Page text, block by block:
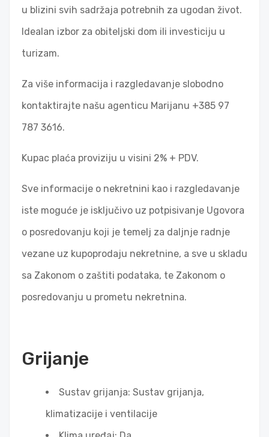
u blizini svih sadržaja potrebnih za ugodan život.
Idealan izbor za obiteljski dom ili investiciju u
turizam.
Za više informacija i razgledavanje slobodno
kontaktirajte našu agenticu Marijanu +385 97
787 3616.
Kupac plaća proviziju u visini 2% + PDV.
Sve informacije o nekretnini kao i razgledavanje
iste moguće je isključivo uz potpisivanje Ugovora
o posredovanju koji je temelj za daljnje radnje
vezane uz kupoprodaju nekretnine, a sve u skladu
sa Zakonom o zaštiti podataka, te Zakonom o
posredovanju u prometu nekretnina.
Grijanje
Sustav grijanja: Sustav grijanja,
klimatizacije i ventilacije